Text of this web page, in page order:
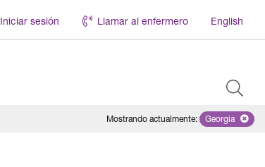
Iniciar sesión Llamar al enfermero English
Mostrando actualmente: Remove
Georgia